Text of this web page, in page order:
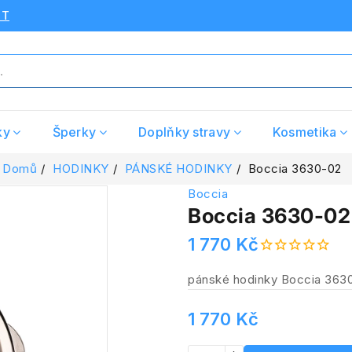
Šperky Doplňky stravy Kosmetika
Domů HODINKY PÁNSKÉ HODINKY
Boccia 3630-02
Boccia
Boccia 3630-02
1 770 Kč
pánské hodinky Boccia
1 770 Kč